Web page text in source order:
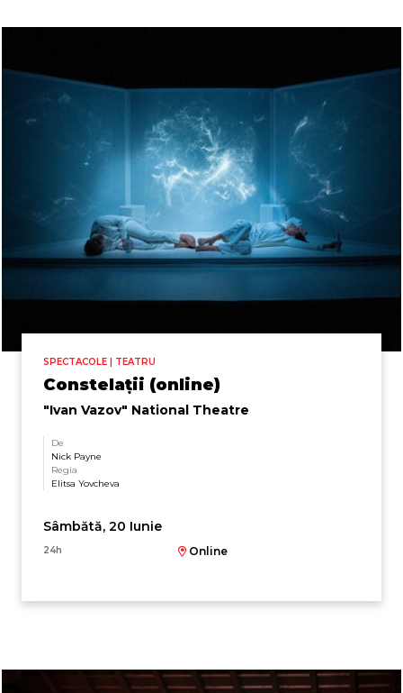
SPECTACOLE | TEATRU
Constelații (online)
"Ivan Vazov" National Theatre
De
Nick Payne
Regia
Elitsa Yovcheva
Sâmbătă, 20 Iunie
24h Online